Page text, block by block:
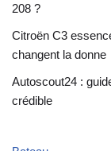
208 ?
Citroën C3
changent la donne
Autoscout24 :
crédible